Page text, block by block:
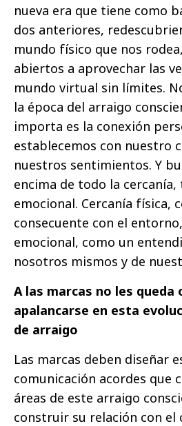
nueva era que tiene como
dos anteriores,
mundo físico que nos
abiertos a aprovechar las
mundo virtual sin límites.
la época del arraigo
importa es la conexión
establecemos con nuestro
nuestros sentimientos. Y
encima de todo la
emocional. Cercanía física,
consecuente con el
emocional, como un
nosotros mismos y de
A las marcas no les queda
apalancarse en esta
de arraigo
Las marcas deben diseñar
comunicación acordes que
áreas de este arraigo
construir su relación con el